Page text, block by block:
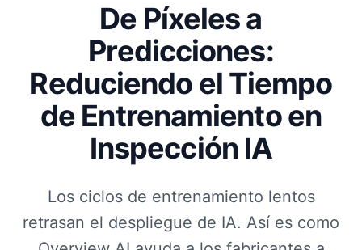
De Píxeles a
Predicciones:
Reduciendo el Tiempo
de Entrenamiento en
Inspección IA
Los ciclos de entrenamiento lentos
retrasan el despliegue de IA. Así es como